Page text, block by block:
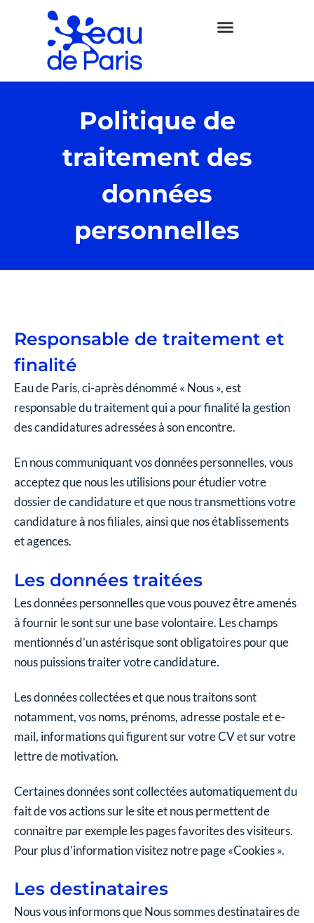
Politique de
traitement des
données
personnelles
Responsable de traitement et
finalité
Eau de Paris, ci-après dénommé « Nous », est
responsable du traitement qui a pour finalité la gestion
des candidatures adressées à son encontre.
En nous communiquant vos données personnelles, vous
acceptez que nous les utilisions pour étudier votre
dossier de candidature et que nous transmettions votre
candidature à nos filiales, ainsi que nos établissements
et agences.
Les données traitées
Les données personnelles que vous pouvez être amenés
à fournir le sont sur une base volontaire. Les champs
mentionnés d’un astérisque sont obligatoires pour que
nous puissions traiter votre candidature.
Les données collectées et que nous traitons sont
notamment, vos noms, prénoms, adresse postale et e-
mail, informations qui figurent sur votre CV et sur votre
lettre de motivation.
Certaines données sont collectées automatiquement du
fait de vos actions sur le site et nous permettent de
connaitre par exemple les pages favorites des visiteurs.
Pour plus d’information visitez notre page «Cookies ».
Les destinataires
Nous vous informons que Nous sommes destinataires de